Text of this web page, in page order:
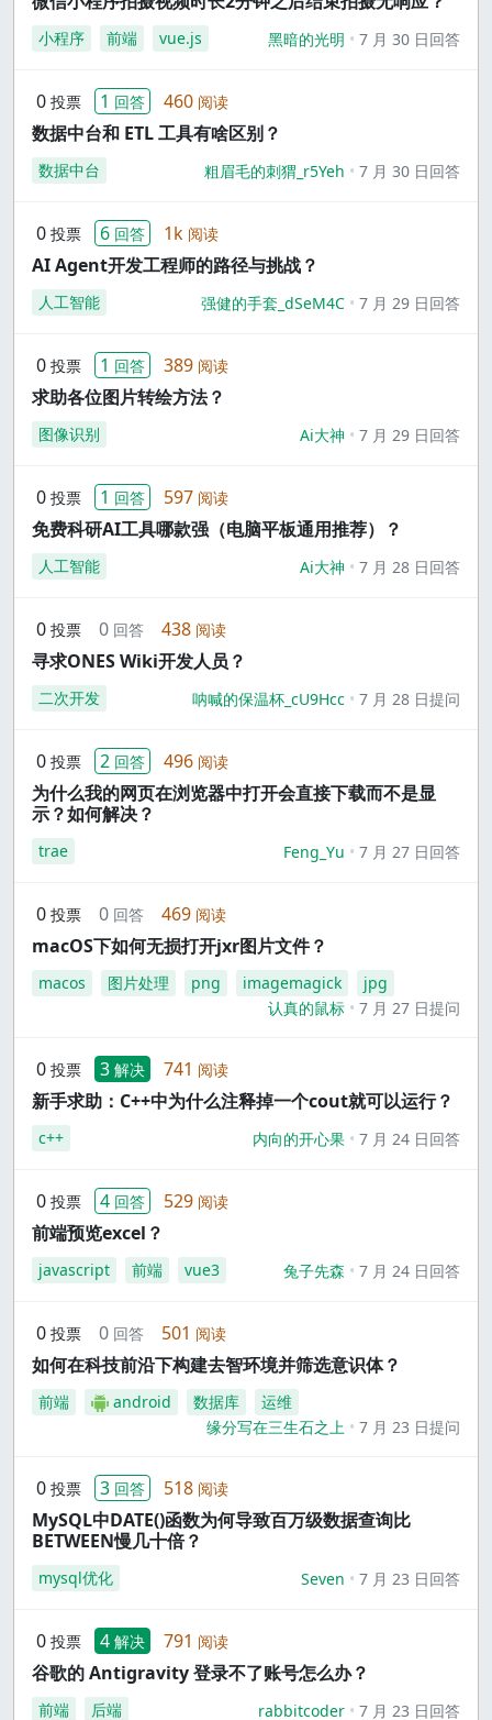
小程序 前端 vue.js 黑暗的光明 7 月 30 日回答
0 投票 1 回答 460 阅读
数据中台和 ETL 工具有啥区别？
数据中台 粗眉毛的刺猬_r5Yeh 7 月 30 日回答
0 投票 6 回答 1k 阅读
AI Agent开发工程师的路径与挑战？
人工智能 强健的手套_dSeM4C 7 月 29 日回答
0 投票 1 回答 389 阅读
求助各位图片转绘方法？
图像识别 Ai大神 7 月 29 日回答
0 投票 1 回答 597 阅读
免费科研AI工具哪款强（电脑平板通用推荐）？
人工智能 Ai大神 7 月 28 日回答
0 投票 0 回答 438 阅读
寻求ONES Wiki开发人员？
二次开发 呐喊的保温杯_cU9Hcc 7 月 28 日提问
0 投票 2 回答 496 阅读
为什么我的网页在浏览器中打开会直接下载而不是显
示？如何解决？
trae Feng_Yu 7 月 27 日回答
0 投票 0 回答 469 阅读
macOS下如何无损打开jxr图片文件？
macos 图片处理 png imagemagick
jpg
认真的鼠标
7 月 27 日提问
0 投票 3 解决 741 阅读
新手求助：C++中为什么注释掉一个cout就可以运行？
c++ 内向的开心果 7 月 24 日回答
0 投票 4 回答 529 阅读
前端预览excel？
javascript 前端 vue3 兔子先森 7 月 24 日回答
0 投票 0 回答 501 阅读
如何在科技前沿下构建去智环境并筛选意识体？
前端 android 数据库
运维
缘分写在三生石之上
7 月 23 日提问
0 投票 3 回答 518 阅读
MySQL中DATE()函数为何导致百万级数据查询比
BETWEEN慢几十倍？
mysql优化 Seven 7 月 23 日回答
0 投票 4 解决 791 阅读
谷歌的 Antigravity 登录不了账号怎么办？
前端 后端 rabbitcoder 7 月 23 日回答